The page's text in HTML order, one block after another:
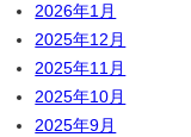
2026年1月
2025年12月
2025年11月
2025年10月
2025年9月